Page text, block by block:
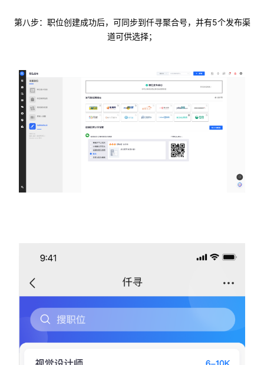
第八步：职位创建成功后，可同步到仟寻聚合号，并有5个发布渠
道可供选择；